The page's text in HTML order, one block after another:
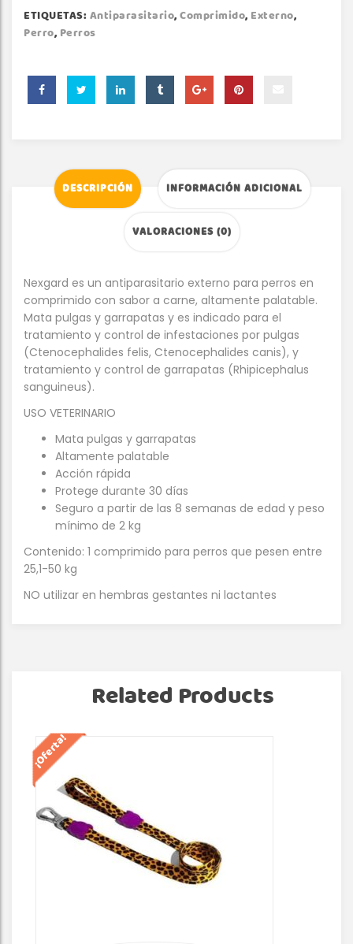
ETIQUETAS: Antiparasitario,Comprimido, Externo,
Perro, Perros
DESCRIPCIÓN INFORMACIÓN ADICIONAL
VALORACIONES (0)
Nexgard es un antiparasitario externo para perros en
comprimido con sabor a carne, altamente palatable.
Mata pulgas y garrapatas y es indicado para el
tratamiento y control de infestaciones por pulgas
(Ctenocephalides felis, Ctenocephalides canis), y
tratamiento y control de garrapatas (Rhipicephalus
sanguineus).
USO VETERINARIO
Mata pulgas y garrapatas
Altamente palatable
Acción rápida
Protege durante 30 días
Seguro a partir de las 8 semanas de edad y peso
mínimo de 2 kg
Contenido: 1 comprimido para perros que pesen entre
25,1-50 kg
NO utilizar en hembras gestantes ni lactantes
Related Products
¡Oferta!